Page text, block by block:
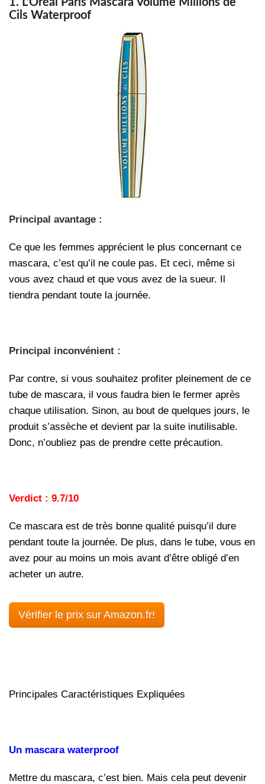
Cils Waterproof
Principal avantage :
Ce que les femmes apprécient le plus concernant ce
mascara, c’est qu’il ne coule pas. Et ceci, même si
vous avez chaud et que vous avez de la sueur. Il
tiendra pendant toute la journée.
Principal inconvénient :
Par contre, si vous souhaitez profiter pleinement de ce
tube de mascara, il vous faudra bien le fermer après
chaque utilisation. Sinon, au bout de quelques jours, le
produit s’assèche et devient par la suite inutilisable.
Donc, n’oubliez pas de prendre cette précaution.
Verdict : 9.7/10
Ce mascara est de très bonne qualité puisqu’il dure
pendant toute la journée. De plus, dans le tube, vous en
avez pour au moins un mois avant d’être obligé d’en
acheter un autre.
Vérifier le prix sur Amazon.fr!
Principales Caractéristiques Expliquées
Un mascara waterproof
Mettre du mascara, c’est bien. Mais cela peut devenir